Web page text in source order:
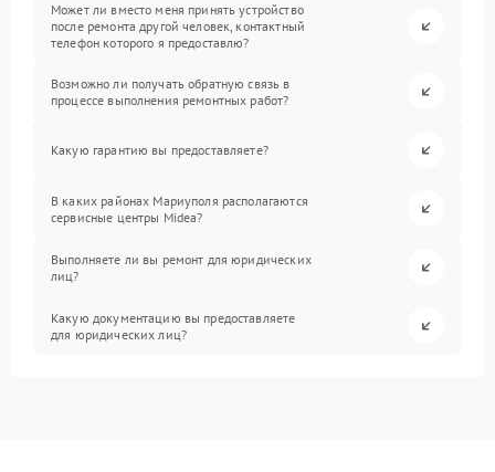
Может ли вместо меня принять устройство
после ремонта другой человек, контактный
телефон которого я предоставлю?
Возможно ли получать обратную связь в
процессе выполнения ремонтных работ?
Какую гарантию вы предоставляете?
В каких районах Мариуполя располагаются
сервисные центры Midea?
Выполняете ли вы ремонт для юридических
лиц?
Какую документацию вы предоставляете
для юридических лиц?